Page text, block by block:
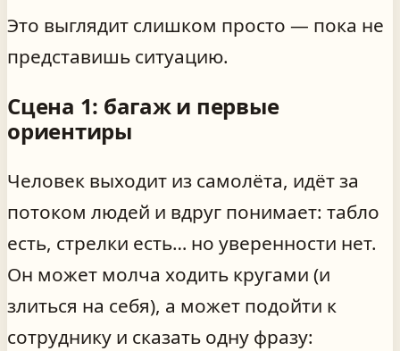
Это выглядит слишком просто — пока не
представишь ситуацию.
Сцена 1: багаж и первые
ориентиры
Человек выходит из самолёта, идёт за
потоком людей и вдруг понимает: табло
есть, стрелки есть… но уверенности нет.
Он может молча ходить кругами (и
злиться на себя), а может подойти к
сотруднику и сказать одну фразу: